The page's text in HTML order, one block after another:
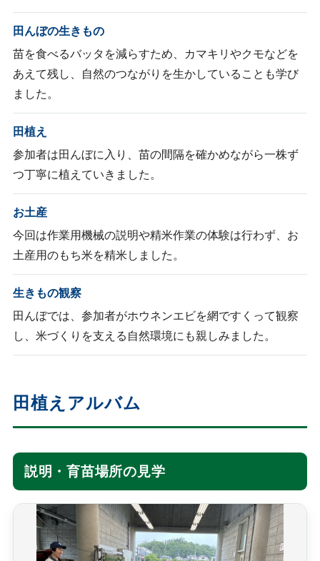
田んぼの生きもの
苗を食べるバッタを減らすため、カマキリやクモなどを
あえて残し、自然のつながりを生かしていることも学び
ました。
田植え
参加者は田んぼに入り、苗の間隔を確かめながら一株ず
つ丁寧に植えていきました。
お土産
今回は作業用機械の説明や精米作業の体験は行わず、お
土産用のもち米を精米しました。
生きもの観察
田んぼでは、参加者がホウネンエビを網ですくって観察
し、米づくりを支える自然環境にも親しみました。
田植えアルバム
説明・育苗場所の見学